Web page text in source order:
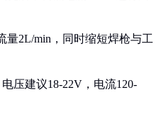
量2L/min，同时缩短焊枪与工
压建议18-22V，电流120-